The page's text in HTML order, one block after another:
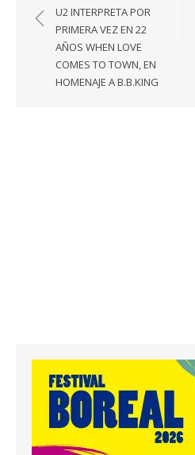
de
entradas
U2 INTERPRETA POR
PRIMERA VEZ EN 22
AÑOS WHEN LOVE
COMES TO TOWN, EN
HOMENAJE A B.B.KING